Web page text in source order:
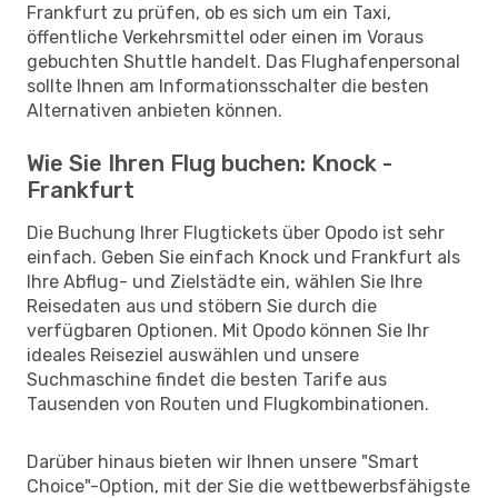
Frankfurt zu prüfen, ob es sich um ein Taxi,
öffentliche Verkehrsmittel oder einen im Voraus
gebuchten Shuttle handelt. Das Flughafenpersonal
sollte Ihnen am Informationsschalter die besten
Alternativen anbieten können.
Wie Sie Ihren Flug buchen: Knock -
Frankfurt
Die Buchung Ihrer Flugtickets über Opodo ist sehr
einfach. Geben Sie einfach Knock und Frankfurt als
Ihre Abflug- und Zielstädte ein, wählen Sie Ihre
Reisedaten aus und stöbern Sie durch die
verfügbaren Optionen. Mit Opodo können Sie Ihr
ideales Reiseziel auswählen und unsere
Suchmaschine findet die besten Tarife aus
Tausenden von Routen und Flugkombinationen.
Darüber hinaus bieten wir Ihnen unsere "Smart
Choice"-Option, mit der Sie die wettbewerbsfähigste